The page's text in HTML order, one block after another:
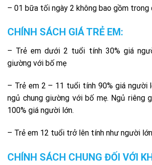
– 01 bữa tối ngày 2 không bao gồm trong
CHÍNH SÁCH GIÁ TRẺ EM:
– Trẻ em dưới 2 tuổi tính 30% giá
giường với bố mẹ
– Trẻ em 2 – 11 tuổi tính 90% giá người
ngủ chung giường với bố mẹ. Ngủ riêng
100% giá người lớn.
– Trẻ em 12 tuổi trở lên tính như người
CHÍNH SÁCH CHUNG ĐỐI VỚI